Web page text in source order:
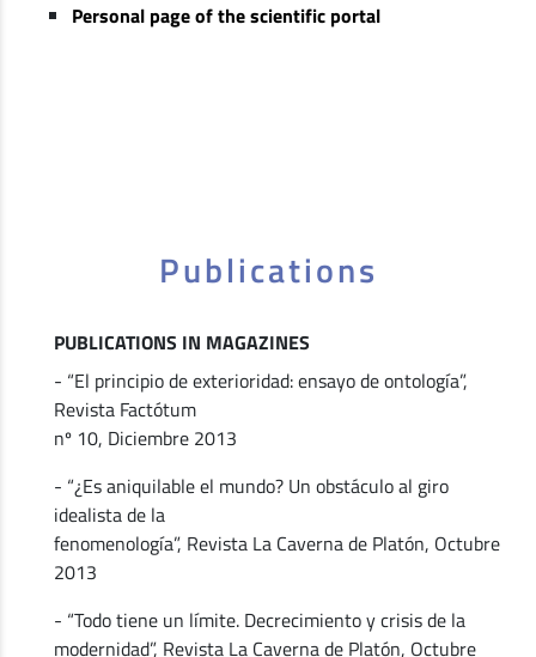
Personal page of the scientific portal
Publications
PUBLICATIONS IN MAGAZINES
- “El principio de exterioridad: ensayo de ontología”,
Revista Factótum
nº 10, Diciembre 2013
- “¿Es aniquilable el mundo? Un obstáculo al giro
idealista de la
fenomenología”, Revista La Caverna de Platón, Octubre
2013
- “Todo tiene un límite. Decrecimiento y crisis de la
modernidad”, Revista La Caverna de Platón, Octubre